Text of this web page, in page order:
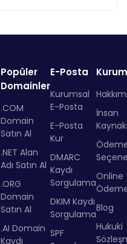
Popüler
Domainler
.COM
Domain
Satın Al
.NET Alan
Adı Satın Al
.ORG
Domain
Satın Al
.AI Domain
Kaydı
E-Posta
Kurumsal
E-Posta
E-Posta
Kur
DMARC
Kaydı
Sorgulama
DKIM Kaydı
Sorgulama
SPF
İnsan
Online
Blog
Hukuki